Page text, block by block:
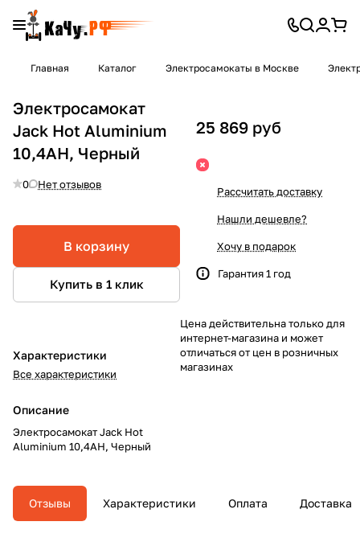
Главная Каталог Электросамокаты в Москве
Электросамокат
Jack Hot Aluminium
10,4AH, Черный
0 Нет отзывов
В корзину
Купить в 1 клик
Характеристики
Все характеристики
Описание
Электросамокат Jack Hot
Aluminium 10,4AH, Черный
25 869 руб
Рассчитать доставку
Нашли дешевле?
Хочу в подарок
Гарантия 1 год
Цена действительна только для
интернет-магазина и может
отличаться от цен в розничных
магазинах
Отзывы Характеристики Оплата Доставка